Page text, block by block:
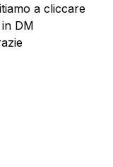
a cliccare
DM